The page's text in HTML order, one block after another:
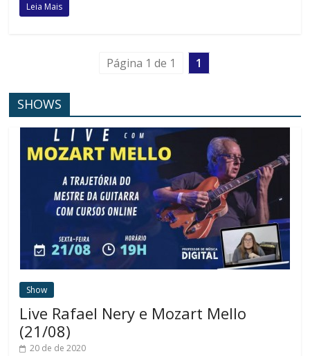
Leia Mais
Página 1 de 1 1
SHOWS
Show
Live Rafael Nery e Mozart Mello
(21/08)
20 de de 2020